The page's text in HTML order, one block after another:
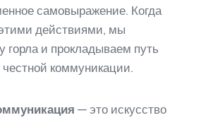
самовыражение. Когда
действиями, мы
горла и прокладываем путь
коммуникации.
— это искусство